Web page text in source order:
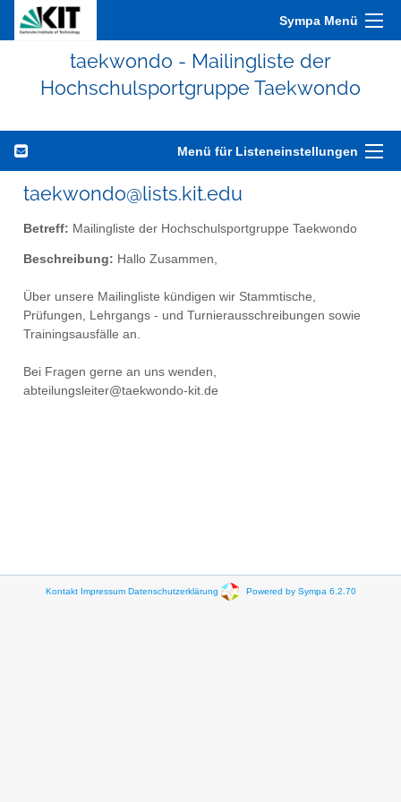
Sympa Menü
taekwondo - Mailingliste der
Hochschulsportgruppe Taekwondo
Menü für Listeneinstellungen
taekwondo@lists.kit.edu
Betreff: Mailingliste der Hochschulsportgruppe Taekwondo
Beschreibung: Hallo Zusammen,
Über unsere Mailingliste kündigen wir Stammtische,
Prüfungen, Lehrgangs - und Turnierausschreibungen sowie
Trainingsausfälle an.
Bei Fragen gerne an uns wenden,
abteilungsleiter@taekwondo-kit.de
Kontakt Impressum Datenschutzerklärung Powered by Sympa 6.2.70